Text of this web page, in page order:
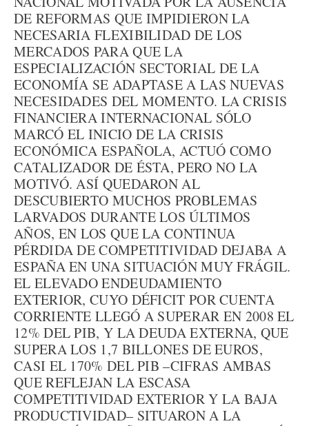
DE REFORMAS QUE IMPIDIERON LA
NECESARIA FLEXIBILIDAD DE LOS
MERCADOS PARA QUE LA
ESPECIALIZACIÓN SECTORIAL DE LA
ECONOMÍA SE ADAPTASE A LAS NUEVAS
NECESIDADES DEL MOMENTO. LA CRISIS
FINANCIERA INTERNACIONAL SÓLO
MARCÓ EL INICIO DE LA CRISIS
ECONÓMICA ESPAÑOLA, ACTUÓ COMO
CATALIZADOR DE ÉSTA, PERO NO LA
MOTIVÓ. ASÍ QUEDARON AL
DESCUBIERTO MUCHOS PROBLEMAS
LARVADOS DURANTE LOS ÚLTIMOS
AÑOS, EN LOS QUE LA CONTINUA
PÉRDIDA DE COMPETITIVIDAD DEJABA A
ESPAÑA EN UNA SITUACIÓN MUY FRÁGIL.
EL ELEVADO ENDEUDAMIENTO
EXTERIOR, CUYO DÉFICIT POR CUENTA
CORRIENTE LLEGÓ A SUPERAR EN 2008 EL
12% DEL PIB, Y LA DEUDA EXTERNA, QUE
SUPERA LOS 1,7 BILLONES DE EUROS,
CASI EL 170% DEL PIB –CIFRAS AMBAS
QUE REFLEJAN LA ESCASA
COMPETITIVIDAD EXTERIOR Y LA BAJA
PRODUCTIVIDAD– SITUARON A LA